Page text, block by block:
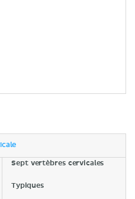
Sept vertèbres cervicales
Typiques